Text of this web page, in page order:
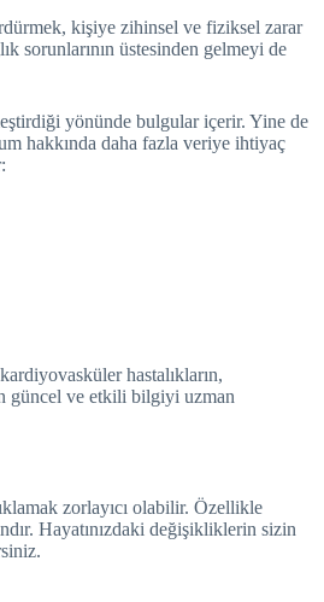
kişiye zihinsel ve fiziksel zarar
sorunlarının üstesinden gelmeyi de
yönünde bulgular içerir. Yine de
hakkında daha fazla veriye ihtiyaç
hastalıkların,
güncel ve etkili bilgiyi uzman
zorlayıcı olabilir. Özellikle
Hayatınızdaki değişikliklerin sizin